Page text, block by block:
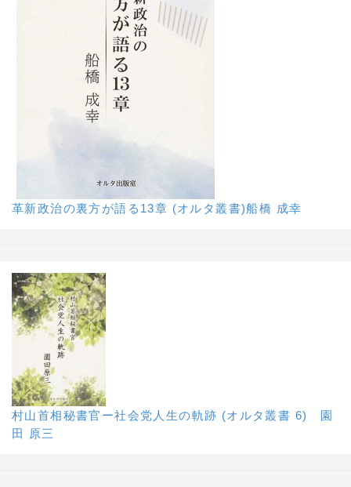
革新政治の裏方が語る13章 (オルタ叢書)船橋 成幸
村山首相秘書官ー社会党人生の軌跡 (オルタ叢書 6) 園
田 原三